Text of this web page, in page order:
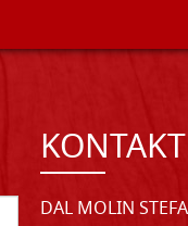
DAL MOLIN